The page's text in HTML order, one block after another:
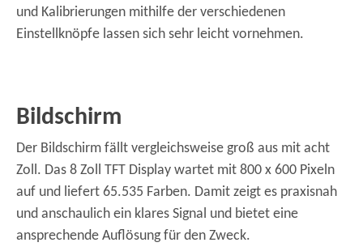
und Kalibrierungen mithilfe der verschiedenen
Einstellknöpfe lassen sich sehr leicht vornehmen.
Bildschirm
Der Bildschirm fällt vergleichsweise groß aus mit acht
Zoll. Das 8 Zoll TFT Display wartet mit 800 x 600 Pixeln
auf und liefert 65.535 Farben. Damit zeigt es praxisnah
und anschaulich ein klares Signal und bietet eine
ansprechende Auflösung für den Zweck.